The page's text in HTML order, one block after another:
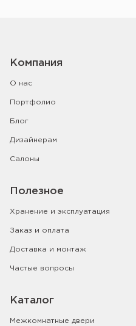
Компания
О нас
Портфолио
Блог
Дизайнерам
Салоны
Полезное
Хранение и эксплуатация
Заказ и оплата
Доставка и монтаж
Частые вопросы
Каталог
Межкомнатные двери